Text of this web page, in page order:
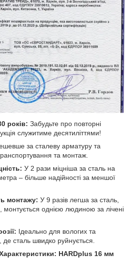
років: Забудьте про повторні
служитиме десятиліттями!
за сталеву арматуру та
та монтаж.
У 2 рази міцніша за сталь на
– більше надійності за меншої
монтажу: У 9 разів легша за сталь,
монтується однією людиною за лічені
Ідеально для вологих та
сталь швидко руйнується.
Характеристики: HARDplus 16 мм